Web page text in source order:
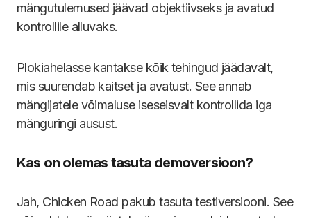
mängutulemused jäävad objektiivseks ja avatud
kontrollile alluvaks.
Plokiahelasse kantakse kõik tehingud jäädavalt,
mis suurendab kaitset ja avatust. See annab
mängijatele võimaluse iseseisvalt kontrollida iga
mänguringi ausust.
Kas on olemas tasuta demoversioon?
Jah, Chicken Road pakub tasuta testiversiooni. See